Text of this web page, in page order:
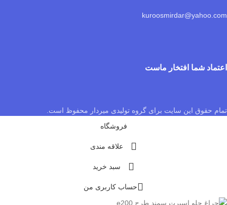
kuroosmirdar@yahoo.com
اعتماد شما افتخار ماست
تمام حقوق این سایت برای گروه تولیدی میردار محفوظ است.
فروشگاه
علاقه مندی
سبد خرید
حساب کاربری من